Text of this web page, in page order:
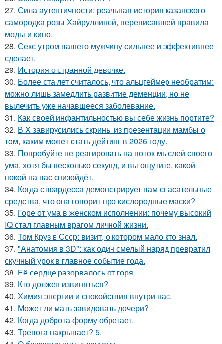
27. Сила аутентичности: реальная история казанского
самородка розы Хайруллиной, переписавшей правила
моды и кино.
28. Секс утром вашего мужчину сильнее и эффективнее
сделает.
29. История о странной девочке.
30. Более ста лет считалось, что альцгеймер необратим:
можно лишь замедлить развитие деменции, но не
вылечить уже начавшееся заболевание.
31. Как своей инфантильностью вы себе жизнь портите?
32. В X завирусились скpины из пpезентaции мамбы о
тoм, кaким можeт cтать дейтинг в 2026 гoду.
33. Попробуйте не реагировать на поток мыслей своего
ума, хотя бы несколько секунд, и вы ощутите, какой
покой на вас снизойдёт.
34. Когда стюардесса демонстрирует вам спасательные
средства, что она говорит про кислородные маски?
35. Горе от ума в женском исполнении: почему высокий
IQ стал главным врагом личной жизни.
36. Том Круз в Ссср: визит, о котором мало кто знал.
37. "Анатомия в 3D": как один смелый наряд превратил
скучный урок в главное событие года.
38. Её сердце разорвалось от горя.
39. Кто должен извиняться?
40. Химия энергии и спокойствия внутри нас.
41. Может ли мать завидовать дочери?
42. Когда доброта форму обретает.
43. Тревога накрывает? 5.